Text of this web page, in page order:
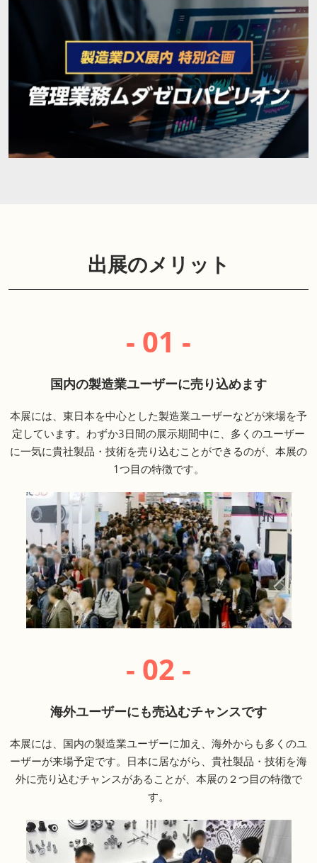
出展のメリット
- 01 -
国内の製造業ユーザーに売り込めます
本展には、東日本を中心とした製造業ユーザーなどが来場を予
定しています。わずか3日間の展示期間中に、多くのユーザー
に一気に貴社製品・技術を売り込むことができるのが、本展の
1つ目の特徴です。
- 02 -
海外ユーザーにも売込むチャンスです
本展には、国内の製造業ユーザーに加え、海外からも多くのユ
ーザーが来場予定です。日本に居ながら、貴社製品・技術を海
外に売り込むチャンスがあることが、本展の２つ目の特徴で
す。